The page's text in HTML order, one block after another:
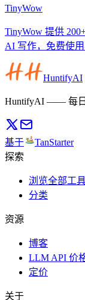
TinyWow
TinyWow 提供
AI 写作，免费使
HuntifyAI
HuntifyAI —— 每日
基于
TanStarter
探索
浏览全部工
分类
资源
博客
LLM API 价
定价
关于